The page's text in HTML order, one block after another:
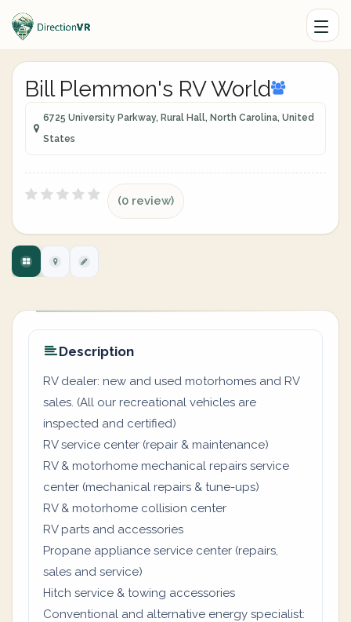
Bill Plemmon's RV World
6725 University Parkway, Rural Hall, North Carolina, United
States
(0 review)
Description
RV dealer: new and used motorhomes and RV
sales. (All our recreational vehicles are
inspected and certified)
RV service center (repair & maintenance)
RV & motorhome mechanical repairs service
center (mechanical repairs & tune-ups)
RV & motorhome collision center
RV parts and accessories
Propane appliance service center (repairs,
sales and service)
Hitch service & towing accessories
Conventional and alternative energy specialist: